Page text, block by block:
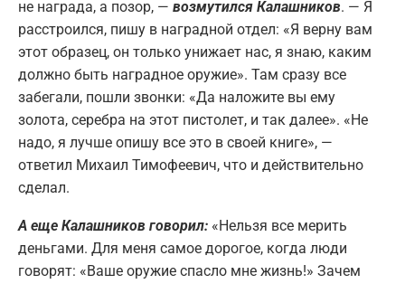
не награда, а позор, — возмутился Калашников. — Я
расстроился, пишу в наградной отдел: «Я верну вам
этот образец, он только унижает нас, я знаю, каким
должно быть наградное оружие». Там сразу все
забегали, пошли звонки: «Да наложите вы ему
золота, серебра на этот пистолет, и так далее». «Не
надо, я лучше опишу все это в своей книге», —
ответил Михаил Тимофеевич, что и действительно
сделал.
А еще Калашников говорил: «Нельзя все мерить
деньгами. Для меня самое дорогое, когда люди
говорят: «Ваше оружие спасло мне жизнь!» Зачем